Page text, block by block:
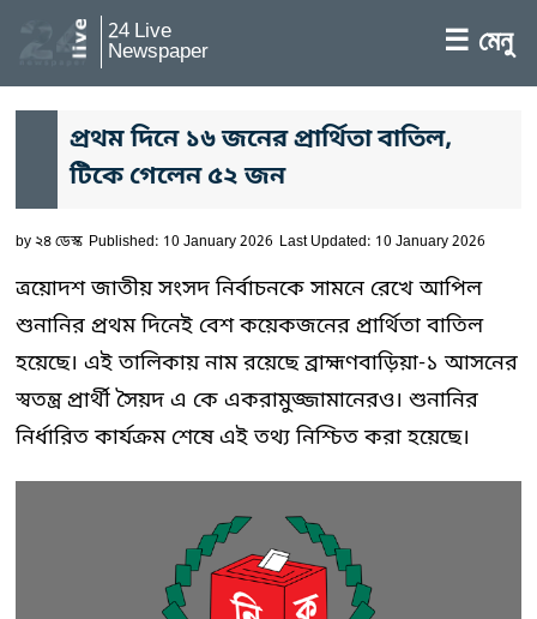
24 Live
Newspaper ☰ মেনু
প্রথম দিনে ১৬ জনের প্রার্থিতা বাতিল,
টিকে গেলেন ৫২ জন
by২৪ ডেস্ক Published: 10 January 2026 Last Updated: 10 January 2026
ত্রয়োদশ জাতীয় সংসদ নির্বাচনকে সামনে রেখে আপিল
শুনানির প্রথম দিনেই বেশ কয়েকজনের প্রার্থিতা বাতিল
হয়েছে। এই তালিকায় নাম রয়েছে ব্রাহ্মণবাড়িয়া-১ আসনের
স্বতন্ত্র প্রার্থী সৈয়দ এ কে একরামুজ্জামানেরও। শুনানির
নির্ধারিত কার্যক্রম শেষে এই তথ্য নিশ্চিত করা হয়েছে।